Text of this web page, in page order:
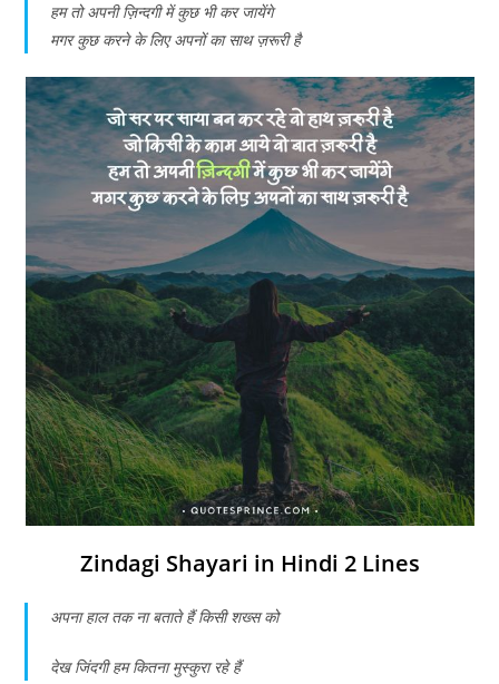
हम तो अपनी ज़िन्दगी में कुछ भी कर जायेंगे
मगर कुछ करने के लिए अपनों का साथ ज़रूरी है
Zindagi Shayari in Hindi 2 Lines
अपना हाल तक ना बताते हैं किसी शख्स को
देख जिंदगी हम कितना मुस्कुरा रहे हैं